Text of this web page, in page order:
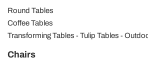
Round Tables
Coffee Tables
Transforming Tables
Tulip Tables
Chairs